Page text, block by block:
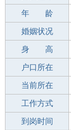
性 别
年 龄
出生年月
婚姻状况
学 历
身 高
毕业学校
户口所在
所学专业
当前所在
工作经验
工作方式
驾 照
到岗时间